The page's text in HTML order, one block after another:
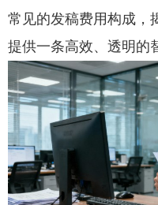
常见的发稿费用构成，
提供一条高效、透明的